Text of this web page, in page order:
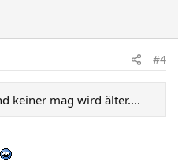
#4
keiner mag wird älter....